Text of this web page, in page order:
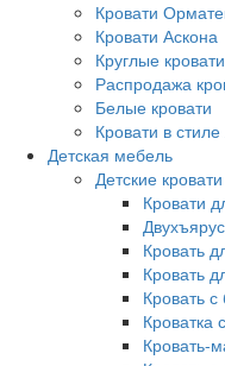
Кровати
Кровати Аскона
Круглые кровати
Распродажа
Белые кровати
Кровати в
Детская мебель
Детские кровати
Кровати
Кровать
Кровать
Кровать
Кроватка
Кровать-